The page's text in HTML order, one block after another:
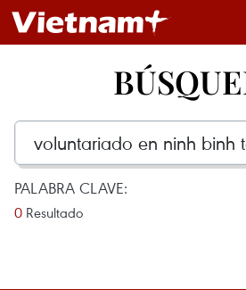
PALABRA CLAVE:
0 Resultado